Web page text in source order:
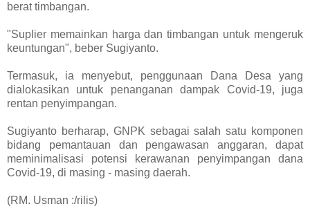
berat timbangan.
"Suplier memainkan harga dan timbangan untuk mengeruk
keuntungan", beber Sugiyanto.
Termasuk, ia menyebut, penggunaan Dana Desa yang
dialokasikan untuk penanganan dampak Covid-19, juga
rentan penyimpangan.
Sugiyanto berharap, GNPK sebagai salah satu komponen
bidang pemantauan dan pengawasan anggaran, dapat
meminimalisasi potensi kerawanan penyimpangan dana
Covid-19, di masing - masing daerah.
(RM. Usman :/rilis)